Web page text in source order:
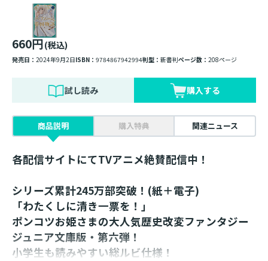
660円(税込)
発売日： 2024年9月2日ISBN： 9784867942994判型： 新書判ページ数： 208ページ
試し読み 購入する
商品説明 購入特典 関連ニュース
各配信サイトにてTVアニメ絶賛配信中！
シリーズ累計245万部突破！(紙＋電子)
「わたくしに清き一票を！」
ポンコツお姫さまの大人気歴史改変ファンタジー
ジュニア文庫版・第六弾！
小学生も読みやすい総ルビ仕様！